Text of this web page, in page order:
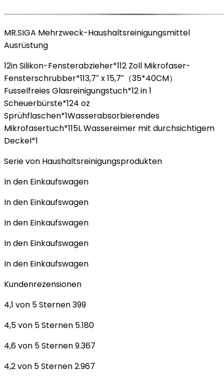
MR.SIGA Mehrzweck-Haushaltsreinigungsmittel
Ausrüstung
12in Silikon-Fensterabzieher*112 Zoll Mikrofaser-
Fensterschrubber*113,7″ x 15,7″（35*40CM）
Fusselfreies Glasreinigungstuch*12 in 1
Scheuerbürste*124 oz
Sprühflaschen*1Wasserabsorbierendes
Mikrofasertuch*115L Wassereimer mit durchsichtigem
Deckel*1
Serie von Haushaltsreinigungsprodukten
In den Einkaufswagen
In den Einkaufswagen
In den Einkaufswagen
In den Einkaufswagen
In den Einkaufswagen
Kundenrezensionen
4,1 von 5 Sternen 399
4,5 von 5 Sternen 5.180
4,6 von 5 Sternen 9.367
4,2 von 5 Sternen 2.967